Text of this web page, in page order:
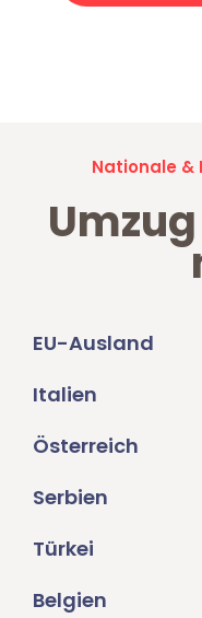
Nationale &
EU-Ausland
Italien
Österreich
Serbien
Türkei
Belgien